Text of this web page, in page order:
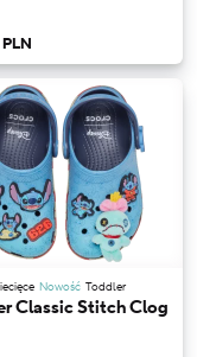
Nowość Toddler
Classic Stitch Clog